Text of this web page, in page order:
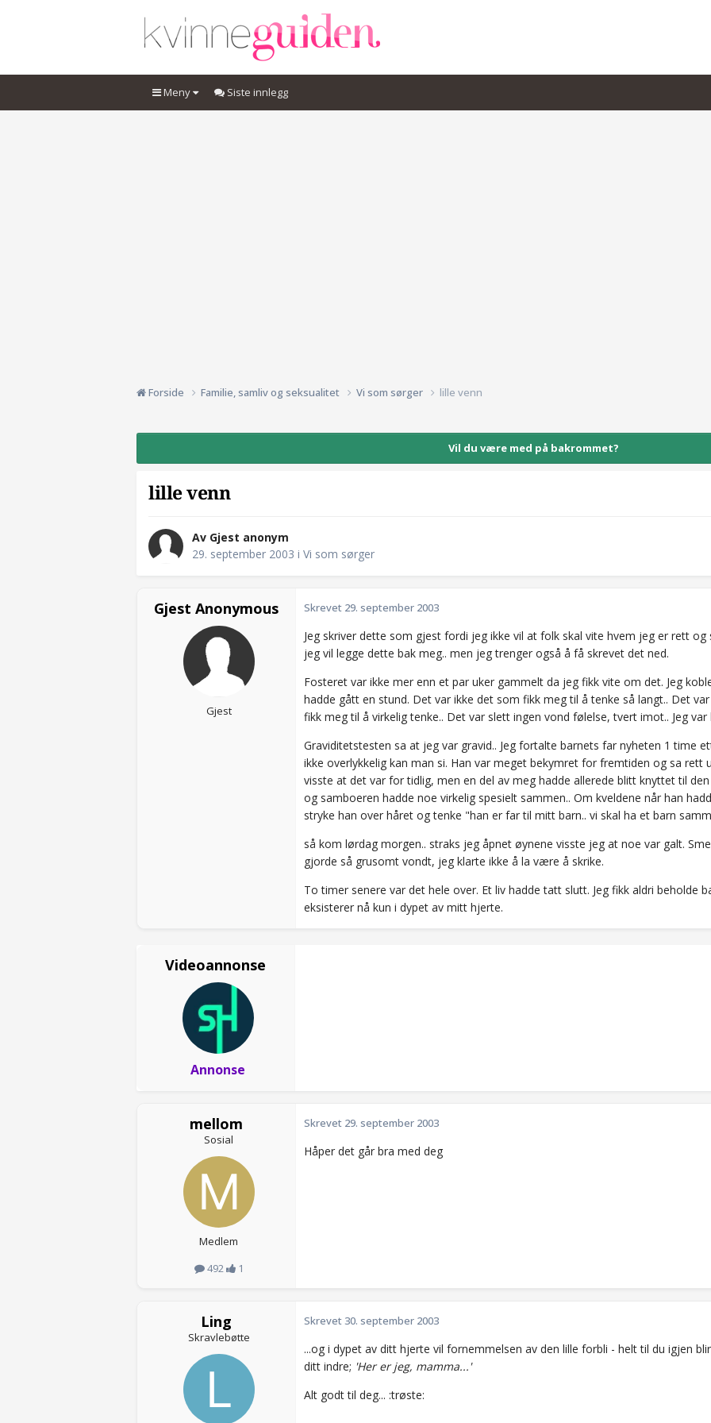
Meny Siste innlegg
Forside Familie, samliv og seksualitet Vi som sørger lille venn
Vil du være med på bakrommet?
lille venn
Av Gjest anonym
29. september 2003 i Vi som sørger
Gjest Anonymous
Gjest
Skrevet 29. september 2003
Jeg skriver dette som gjest fordi jeg ikke vil at folk skal vite hvem jeg er rett
jeg vil legge dette bak meg.. men jeg trenger også å få skrevet det ned.
Fosteret var ikke mer enn et par uker gammelt da jeg fikk vite om det. Jeg
hadde gått en stund. Det var ikke det som fikk meg til å tenke så langt.. Det
fikk meg til å virkelig tenke.. Det var slett ingen vond følelse, tvert imot.. Jeg
Graviditetstesten sa at jeg var gravid.. Jeg fortalte barnets far nyheten 1 time
ikke overlykkelig kan man si. Han var meget bekymret for fremtiden og sa rett
visste at det var for tidlig, men en del av meg hadde allerede blitt knyttet til
og samboeren hadde noe virkelig spesielt sammen.. Om kveldene når han
stryke han over håret og tenke "han er far til mitt barn.. vi skal ha et barn
så kom lørdag morgen.. straks jeg åpnet øynene visste jeg at noe var galt.
gjorde så grusomt vondt, jeg klarte ikke å la være å skrike.
To timer senere var det hele over. Et liv hadde tatt slutt. Jeg fikk aldri beholde
eksisterer nå kun i dypet av mitt hjerte.
Videoannonse
Annonse
mellom
Sosial
Medlem
492
1
Skrevet 29. september 2003
Håper det går bra med deg
Ling
Skravlebøtte
Skrevet 30. september 2003
...og i dypet av ditt hjerte vil fornemmelsen av den lille forbli - helt til du igjen
ditt indre; 'Her er jeg, mamma...'
Alt godt til deg... :trøste: